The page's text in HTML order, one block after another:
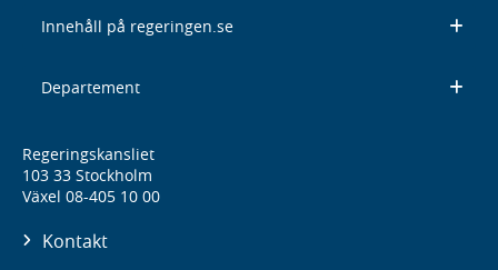
Innehåll på regeringen.se
Departement
Regeringskansliet
103 33 Stockholm
Växel 08-405 10 00
Kontakt